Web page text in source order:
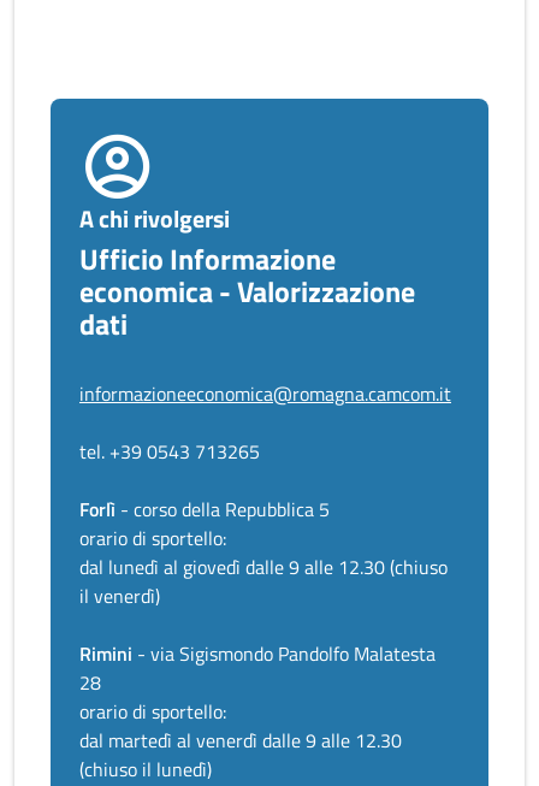
A chi rivolgersi
Ufficio Informazione
economica - Valorizzazione
dati
informazioneeconomica@romagna.camcom.it
tel. +39 0543 713265
Forlì - corso della Repubblica 5
orario di sportello:
dal lunedì al giovedì dalle 9 alle 12.30 (chiuso
il venerdì)
Rimini - via Sigismondo Pandolfo Malatesta
28
orario di sportello:
dal martedì al venerdì dalle 9 alle 12.30
(chiuso il lunedì)